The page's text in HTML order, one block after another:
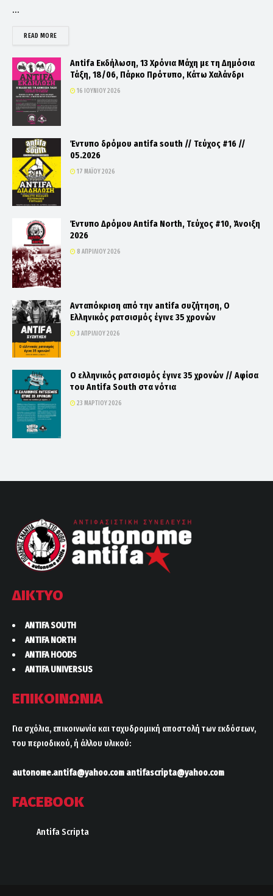
...
READ MOREDETAILS
Antifa Εκδήλωση, 13 Χρόνια Μάχη με τη Δημόσια
Τάξη, 18/06, Πάρκο Πρότυπο, Κάτω Χαλάνδρι
16 ΙΟΥΝΊΟΥ 2026
Έντυπο δρόμου antifa south // Τεύχος #16 //
05.2026
17 ΜΑΪ́ΟΥ 2026
Έντυπο Δρόμου Antifa North, Τεύχος #10, Άνοιξη
2026
8 ΑΠΡΙΛΊΟΥ 2026
Ανταπόκριση από την antifa συζήτηση, Ο
Ελληνικός ρατσισμός έγινε 35 χρονών
3 ΑΠΡΙΛΊΟΥ 2026
Ο ελληνικός ρατσισμός έγινε 35 χρονών // Αφίσα
του Antifa South στα νότια
23 ΜΑΡΤΊΟΥ 2026
ΔΙΚΤΥΟ
ANTIFA SOUTH
ANTIFA NORTH
ANTIFA HOODS
ANTIFA UNIVERSUS
ΕΠΙΚΟΙΝΩΝΙΑ
Για σχόλια, επικοινωνία και ταχυδρομική αποστολή των εκδόσεων,
του περιοδικού, ή άλλου υλικού:
autonome.antifa@yahoo.com antifascripta@yahoo.com
FACEBOOK
Antifa Scripta